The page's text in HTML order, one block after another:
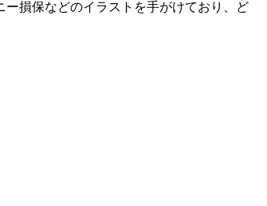
損保などのイラストを手がけており、ど